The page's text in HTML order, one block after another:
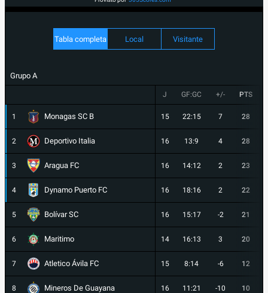
Tabla completa Local Visitante
Grupo A
J GF:GC +/- PTS
1 Monagas SC B 15 22:15 7 28
2 Deportivo Italia 16 13:9 4 28
3 Aragua FC 16 14:12 2 23
4 Dynamo Puerto FC 16 18:16 2 22
5 Bolívar SC 16 15:17 -2 21
6 Maritimo 14 16:13 3 20
7 Atletico Ávila FC 15 8:14 -6 12
8 Mineros De Guayana 16 11:21 -10 10